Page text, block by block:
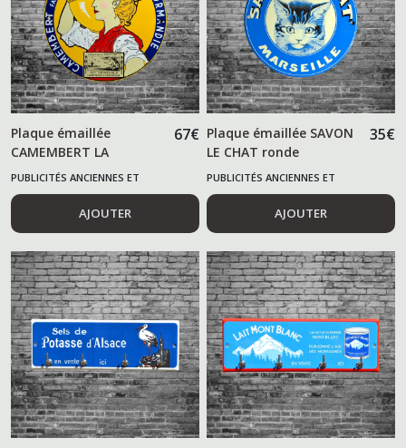
Plaque émaillée
CAMEMBERT LA
LAITIERE Normandie
67€
PUBLICITÉS ANCIENNES ET
ALIMENTAIRES
AJOUTER
Plaque émaillée SAVON
LE CHAT ronde
35€
PUBLICITÉS ANCIENNES ET
ALIMENTAIRES
AJOUTER